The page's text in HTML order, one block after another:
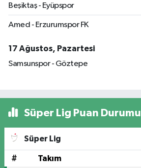
Beşiktaş - Eyüpspor
Amed - Erzurumspor FK
17 Ağustos, Pazartesi
Samsunspor - Göztepe
Süper Lig Puan Durumu
Süper Lig
# Takım